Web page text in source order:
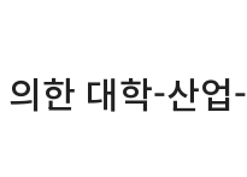
한 대학-산업-